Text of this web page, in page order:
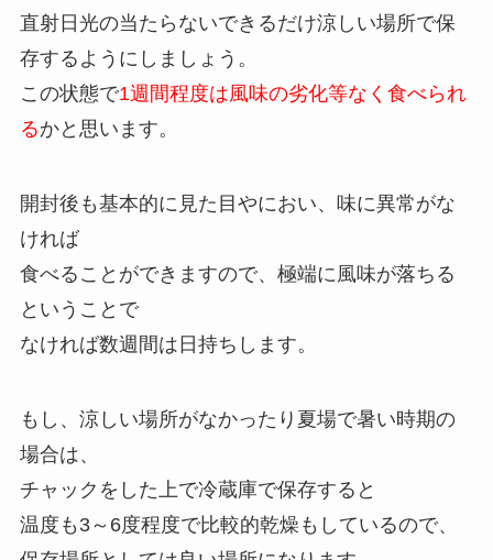
直射日光の当たらないできるだけ涼しい場所で保
存するようにしましょう。
この状態で1週間程度は風味の劣化等なく食べられ
るかと思います。
開封後も基本的に見た目やにおい、味に異常がな
ければ
食べることができますので、極端に風味が落ちる
ということで
なければ数週間は日持ちします。
もし、涼しい場所がなかったり夏場で暑い時期の
場合は、
チャックをした上で冷蔵庫で保存すると
温度も3～6度程度で比較的乾燥もしているので、